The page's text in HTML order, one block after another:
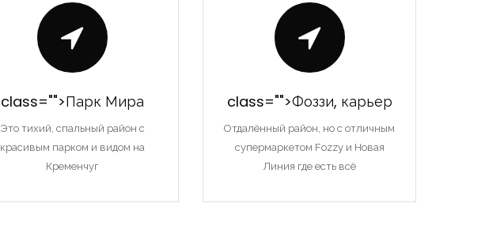
class="">Парк Мира
Это тихий, спальный район с
красивым парком и видом на
Кременчуг
class="">Фоззи, карьер
Отдалённый район, но с отличным
супермаркетом Fozzy и Новая
Линия где есть всё